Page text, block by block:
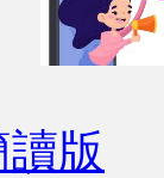
讀版